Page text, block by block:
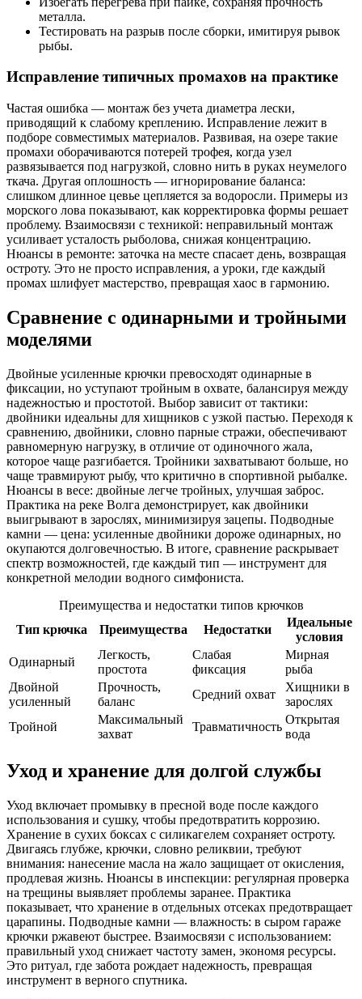
металла.
Тестировать на разрыв после сборки, имитируя рывок
рыбы.
Исправление типичных промахов на практике
Частая ошибка — монтаж без учета диаметра лески,
приводящий к слабому креплению. Исправление лежит в
подборе совместимых материалов. Развивая, на озере такие
промахи оборачиваются потерей трофея, когда узел
развязывается под нагрузкой, словно нить в руках неумелого
ткача. Другая оплошность — игнорирование баланса:
слишком длинное цевье цепляется за водоросли. Примеры из
морского лова показывают, как корректировка формы решает
проблему. Взаимосвязи с техникой: неправильный монтаж
усиливает усталость рыболова, снижая концентрацию.
Нюансы в ремонте: заточка на месте спасает день, возвращая
остроту. Это не просто исправления, а уроки, где каждый
промах шлифует мастерство, превращая хаос в гармонию.
Сравнение с одинарными и тройными
моделями
Двойные усиленные крючки превосходят одинарные в
фиксации, но уступают тройным в охвате, балансируя между
надежностью и простотой. Выбор зависит от тактики:
двойники идеальны для хищников с узкой пастью. Переходя к
сравнению, двойники, словно парные стражи, обеспечивают
равномерную нагрузку, в отличие от одиночного жала,
которое чаще разгибается. Тройники захватывают больше, но
чаще травмируют рыбу, что критично в спортивной рыбалке.
Нюансы в весе: двойные легче тройных, улучшая заброс.
Практика на реке Волга демонстрирует, как двойники
выигрывают в зарослях, минимизируя зацепы. Подводные
камни — цена: усиленные двойники дороже одинарных, но
окупаются долговечностью. В итоге, сравнение раскрывает
спектр возможностей, где каждый тип — инструмент для
конкретной мелодии водного симфониста.
Преимущества и недостатки типов крючков
Тип крючка
Преимущества Недостатки
Идеальные
условия
Одинарный
Легкость,
простота
Слабая
фиксация
Мирная
рыба
Двойной
усиленный
Прочность,
баланс
Средний охват
Хищники в
зарослях
Тройной
Максимальный
захват
Травматичность
Открытая
вода
Уход и хранение для долгой службы
Уход включает промывку в пресной воде после каждого
использования и сушку, чтобы предотвратить коррозию.
Хранение в сухих боксах с силикагелем сохраняет остроту.
Двигаясь глубже, крючки, словно реликвии, требуют
внимания: нанесение масла на жало защищает от окисления,
продлевая жизнь. Нюансы в инспекции: регулярная проверка
на трещины выявляет проблемы заранее. Практика
показывает, что хранение в отдельных отсеках предотвращает
царапины. Подводные камни — влажность: в сыром гараже
крючки ржавеют быстрее. Взаимосвязи с использованием:
правильный уход снижает частоту замен, экономя ресурсы.
Это ритуал, где забота рождает надежность, превращая
инструмент в верного спутника.